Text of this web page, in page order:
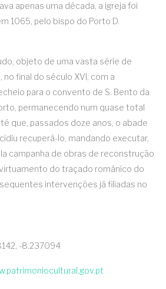
apenas uma década, a igreja foi
1065, pelo bispo do Porto D.
objeto de uma vasta série de
final do século XVI, com a
para o convento de S. Bento da
permanecendo num quase total
que, passados doze anos, o abade
recuperá-lo, mandando executar,
campanha de obras de reconstrução
do traçado românico do
intervenções já filiadas no
-8.237094